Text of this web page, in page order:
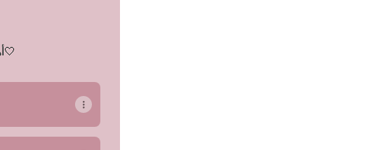
🤍أهلين حطيت لكم كل شى هنا لراحتكم🤍